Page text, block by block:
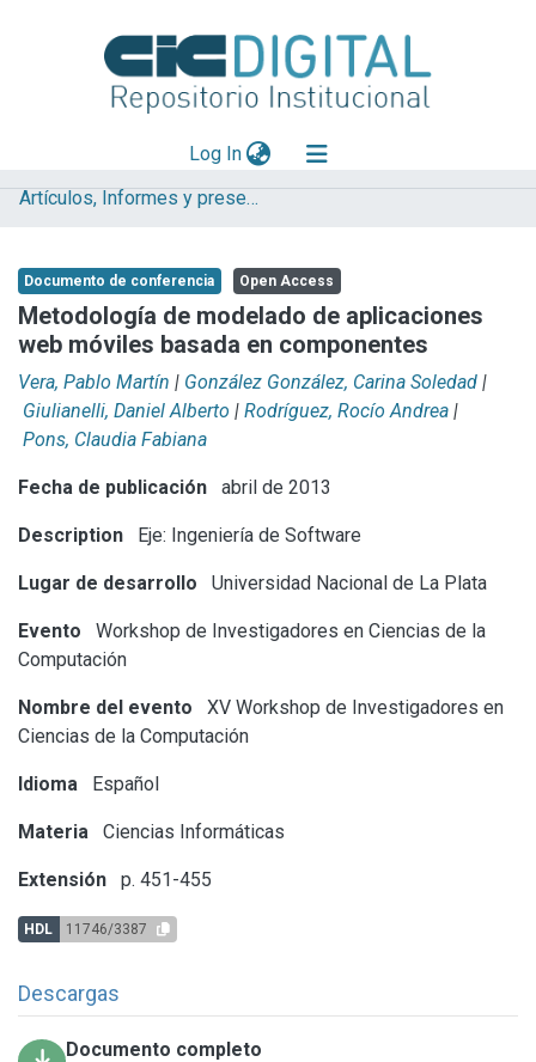
Log In(current)
Explorar
Aportar material
Statistics
Artículos, Informes y presentaciones en Congresos (UNLP)
Documento de conferencia Open Access
Metodología de modelado de aplicaciones
web móviles basada en componentes
Vera, Pablo Martín | González González, Carina Soledad |
Giulianelli, Daniel Alberto | Rodríguez, Rocío Andrea |
Pons, Claudia Fabiana
Fecha de publicación abril de 2013
Description Eje: Ingeniería de Software
Lugar de desarrollo Universidad Nacional de La Plata
Evento
Workshop de Investigadores en Ciencias de la
Computación
Nombre del evento
XV Workshop de Investigadores en
Ciencias de la Computación
Idioma Español
Materia Ciencias Informáticas
Extensión p. 451-455
HDL 11746/3387
Descargas
Documento completo